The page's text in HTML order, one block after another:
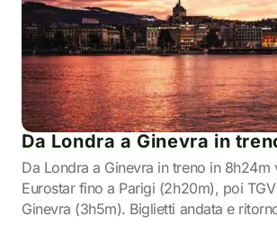
Da Londra a Ginevra in
Da Londra a Ginevra in treno in 8h24m
Eurostar fino a Parigi (2h20m), poi
Ginevra (3h5m). Biglietti andata e